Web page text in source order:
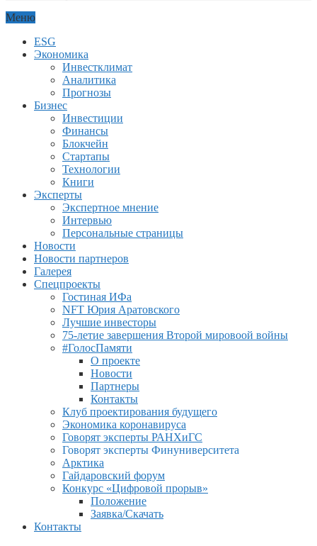
Меню
ESG
Экономика
Инвестклимат
Аналитика
Прогнозы
Бизнес
Инвестиции
Финансы
Блокчейн
Стартапы
Технологии
Книги
Эксперты
Экспертное мнение
Интервью
Персональные страницы
Новости
Новости партнеров
Галерея
Спецпроекты
Гостиная ИФа
NFT Юрия Аратовского
Лучшие инвесторы
75-летие завершения Второй мировоой войны
#ГолосПамяти
О проекте
Новости
Партнеры
Контакты
Клуб проектирования будущего
Экономика коронавируса
Говорят эксперты РАНХиГС
Говорят эксперты Финуниверситета
Арктика
Гайдаровский форум
Конкурс «Цифровой прорыв»
Положение
Заявка/Скачать
Контакты